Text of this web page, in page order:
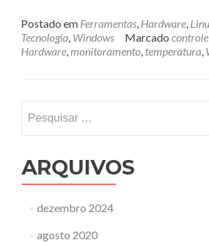
Postado em Ferramentas Hardware
Tecnologia Windows Marcado controle
Hardware monitoramento temperatura
por:
ARQUIVOS
dezembro 2024
agosto 2020